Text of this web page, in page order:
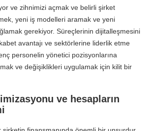
ve zihnimizi açmak ve belirli şirket
yeni iş modelleri aramak ve yeni
gerekiyor. Süreçlerinin dijitalleşmesini
avantajı ve sektörlerine liderlik etme
personelin yönetici pozisyonlarına
ve değişiklikleri uygulamak için kilit bir
ve hesapların